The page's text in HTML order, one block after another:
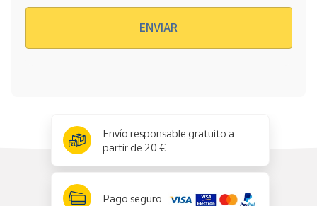
ENVIAR
Envío responsable gratuito a
partir de 20 €
Pago seguro